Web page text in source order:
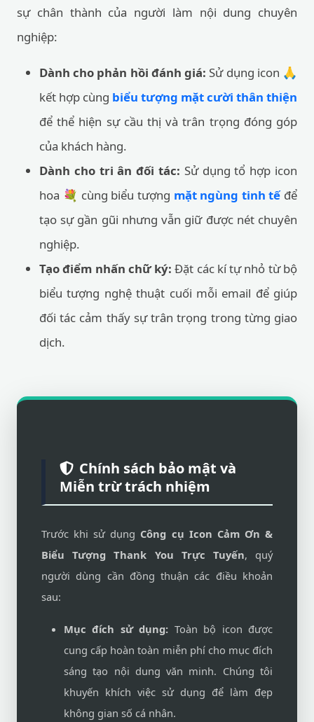
sự chân thành của người làm nội dung chuyên
nghiệp:
Dành cho phản hồi đánh giá: Sử dụng icon 🙏
kết hợp cùng biểu tượng mặt cười thân thiện
để thể hiện sự cầu thị và trân trọng đóng góp
của khách hàng.
Dành cho tri ân đối tác: Sử dụng tổ hợp icon
hoa 💐 cùng biểu tượng mặt ngùng tinh tếđể
tạo sự gần gũi nhưng vẫn giữ được nét chuyên
nghiệp.
Tạo điểm nhấn chữ ký: Đặt các kí tự nhỏ từ bộ
biểu tượng nghệ thuật cuối mỗi email để giúp
đối tác cảm thấy sự trân trọng trong từng giao
dịch.
Chính sách bảo mật và
Miễn trừ trách nhiệm
Trước khi sử dụng Công cụ Icon Cảm Ơn &
Biểu Tượng Thank You Trực Tuyến, quý
người dùng cần đồng thuận các điều khoản
sau:
Mục đích sử dụng: Toàn bộ icon được
cung cấp hoàn toàn miễn phí cho mục đích
sáng tạo nội dung văn minh. Chúng tôi
khuyến khích việc sử dụng để làm đẹp
không gian số cá nhân.